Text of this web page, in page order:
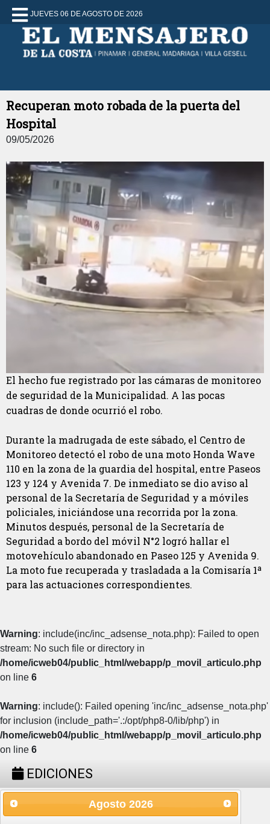
JUEVES 06 DE AGOSTO DE 2026
Recuperan moto robada de la puerta del
Hospital
09/05/2026
El hecho fue registrado por las cámaras de monitoreo
de seguridad de la Municipalidad. A las pocas
cuadras de donde ocurrió el robo.
Durante la madrugada de este sábado, el Centro de
Monitoreo detectó el robo de una moto Honda Wave
110 en la zona de la guardia del hospital, entre Paseos
123 y 124 y Avenida 7. De inmediato se dio aviso al
personal de la Secretaría de Seguridad y a móviles
policiales, iniciándose una recorrida por la zona.
Minutos después, personal de la Secretaría de
Seguridad a bordo del móvil N°2 logró hallar el
motovehículo abandonado en Paseo 125 y Avenida 9.
La moto fue recuperada y trasladada a la Comisaría 1ª
para las actuaciones correspondientes.
Warning: include(inc/inc_adsense_nota.php): Failed to open
stream: No such file or directory in
/home/icweb04/public_html/webapp/p_movil_articulo.php
on line 6
Warning: include(): Failed opening 'inc/inc_adsense_nota.php'
for inclusion (include_path='.:/opt/php8-0/lib/php') in
/home/icweb04/public_html/webapp/p_movil_articulo.php
on line 6
EDICIONES
Agosto 2026